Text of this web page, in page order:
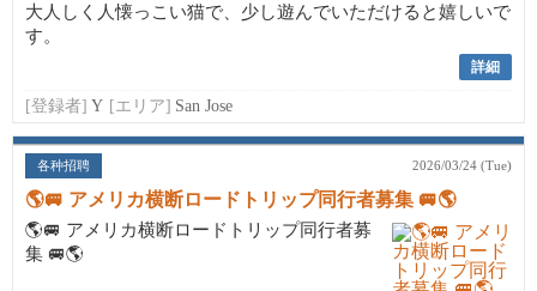
大人しく人懐っこい猫で、少し遊んでいただけると嬉しいで
す。
詳細
[登録者] Y [エリア] San Jose
各种招聘 2026/03/24 (Tue)
🌎🚐 アメリカ横断ロードトリップ同行者募集 🚐🌎
🌎🚐 アメリカ横断ロードトリップ同行者募
集 🚐🌎